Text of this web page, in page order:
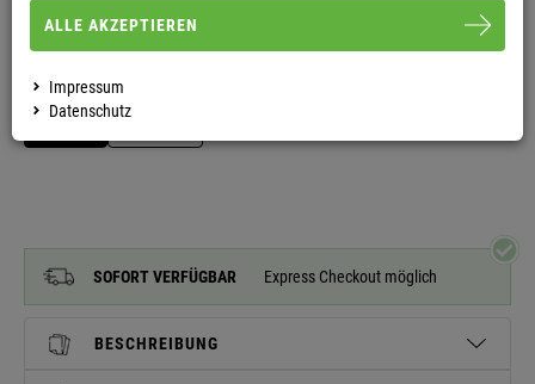
SOFORT VERFÜGBAR Express Checkout möglich
BESCHREIBUNG
ALLE AKZEPTIEREN
Impressum
Datenschutz